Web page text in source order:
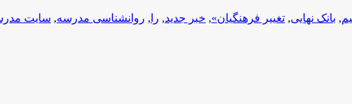
, بانک نهایی, تغییر فرهنگیان», خبر جدید, را , روانشناسی مدرسه, سایت